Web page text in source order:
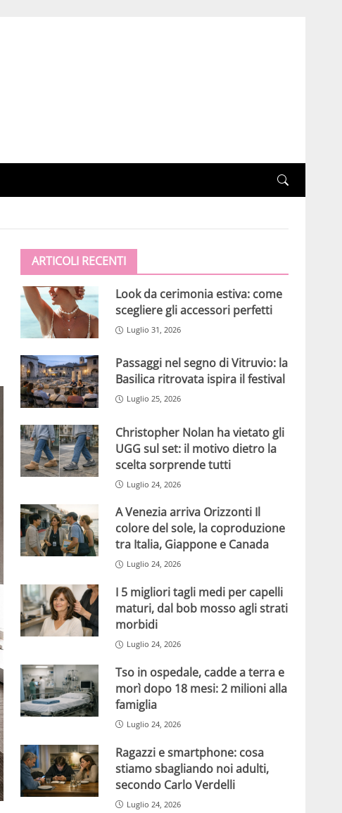
ARTICOLI RECENTI
Look da cerimonia estiva: come
scegliere gli accessori perfetti
Luglio 31, 2026
Passaggi nel segno di Vitruvio: la
Basilica ritrovata ispira il festival
Luglio 25, 2026
Christopher Nolan ha vietato gli
UGG sul set: il motivo dietro la
scelta sorprende tutti
Luglio 24, 2026
A Venezia arriva Orizzonti Il
colore del sole, la coproduzione
tra Italia, Giappone e Canada
Luglio 24, 2026
I 5 migliori tagli medi per capelli
maturi, dal bob mosso agli strati
morbidi
Luglio 24, 2026
Tso in ospedale, cadde a terra e
morì dopo 18 mesi: 2 milioni alla
famiglia
Luglio 24, 2026
Ragazzi e smartphone: cosa
stiamo sbagliando noi adulti,
secondo Carlo Verdelli
Luglio 24, 2026